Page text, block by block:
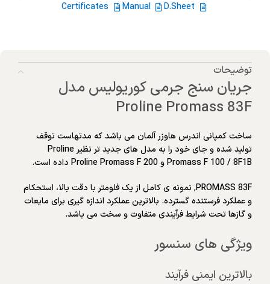
D.Sheet
Manual
Certificates
توضیحات
جریان سنج جرمی کوریولیس مدل
Proline Promass 83F
ساخت کمپانی اندرس هاوزر آلمان می باشد که مدتهاست توقف
تولید شده و جای خود را به مدل های جدید تر نظیر Proline
Promass F 100 / 8F1B و Proline Promass F 200 داده است.
PROMASS 83F, نمونه ی کامل از یک فلومتر با دقت بالا، استحکام
و عملکرد فرستنده گسترده. بالاترین عملکرد اندازه گیری برای مایعات
و گازها تحت شرایط فرآیندی متفاوت و سخت می باشد.
ویژگی های سنسور
بالاترین ایمنی فرآیند